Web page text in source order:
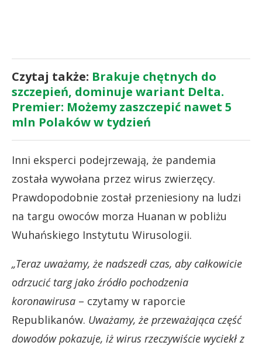
Czytaj także: Brakuje chętnych do
szczepień, dominuje wariant Delta.
Premier: Możemy zaszczepić nawet 5
mln Polaków w tydzień
Inni eksperci podejrzewają, że pandemia
została wywołana przez wirus zwierzęcy.
Prawdopodobnie został przeniesiony na ludzi
na targu owoców morza Huanan w pobliżu
Wuhańskiego Instytutu Wirusologii.
„Teraz uważamy, że nadszedł czas, aby całkowicie
odrzucić targ jako źródło pochodzenia
koronawirusa – czytamy w raporcie
Republikanów. Uważamy, że przeważająca część
dowodów pokazuje, iż wirus rzeczywiście wyciekł z